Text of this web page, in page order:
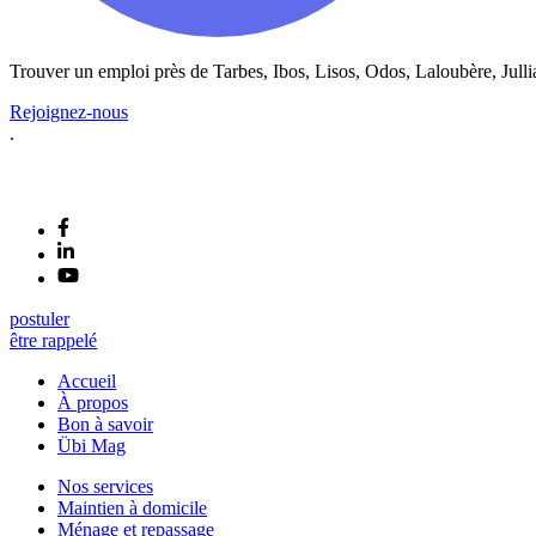
Trouver un emploi près de Tarbes, Ibos, Lisos, Odos, Laloubère,
Rejoignez-nous
.
postuler
être rappelé
Accueil
À propos
Bon à savoir
Übi Mag
Nos services
Maintien à domicile
Ménage et repassage